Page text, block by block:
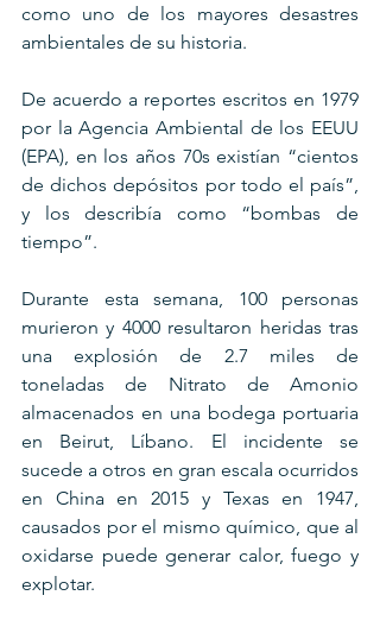
como uno de los mayores desastres
ambientales de su historia.
De acuerdo a reportes escritos en 1979
por la Agencia Ambiental de los EEUU
(EPA), en los años 70s existían “cientos
de dichos depósitos por todo el país”,
y los describía como “bombas de
tiempo”.
Durante esta semana, 100 personas
murieron y 4000 resultaron heridas tras
una explosión de 2.7 miles de
toneladas de Nitrato de Amonio
almacenados en una bodega portuaria
en Beirut, Líbano. El incidente se
sucede a otros en gran escala ocurridos
en China en 2015 y Texas en 1947,
causados por el mismo químico, que al
oxidarse puede generar calor, fuego y
explotar.